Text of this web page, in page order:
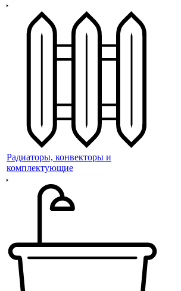
Радиаторы, конвекторы и
комплектующие